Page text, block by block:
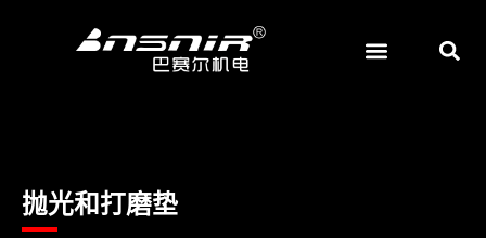
抛光和打磨垫